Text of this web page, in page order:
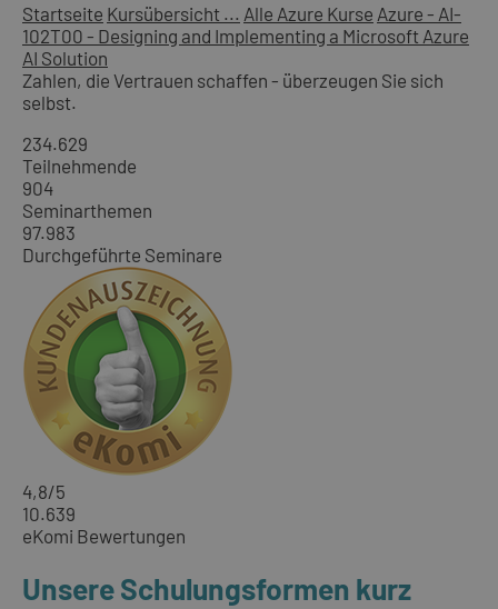
Startseite Kursübersicht ... Alle Azure Kurse Azure - AI-
102T00 - Designing and Implementing a Microsoft Azure
AI Solution
Zahlen, die Vertrauen schaffen - überzeugen Sie sich
selbst.
234.629
Teilnehmende
904
Seminarthemen
97.983
Durchgeführte Seminare
4,8/5
10.639
eKomi Bewertungen
Unsere Schulungsformen kurz